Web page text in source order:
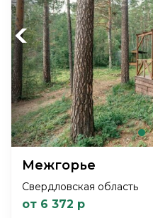
Previous
Межгорье
Свердловская область
от 6 372 р